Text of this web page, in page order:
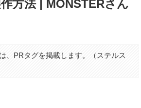
方法 | MONSTERさん
、PRタグを掲載します。（ステルス